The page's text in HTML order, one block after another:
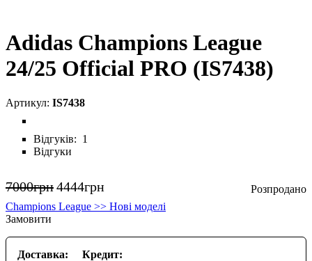
Adidas Champions League
24/25 Official PRO (IS7438)
IS7438
Відгуків: 1
Відгуки
7000грн4444грн
Champions League >> Нові моделі
Замовити
Доставка: Кредит: